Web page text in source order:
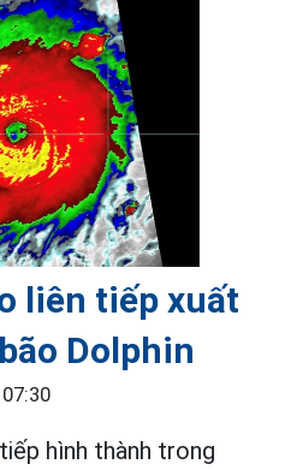
liên tiếp xuất
Dolphin
hình thành trong